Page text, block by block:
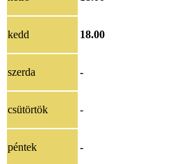
kedd 18.00
szerda -
csütörtök -
péntek -